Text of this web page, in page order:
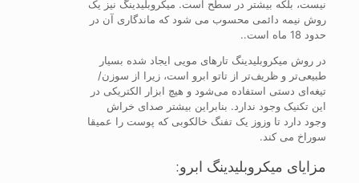
نیست، بلکه بیشتر در سطح است. میکروبلیدینگ نیز یک
روش نیمه دائمی محسوب می شود که ماندگاری آن در
حدود 18 ماه است..
در روش میکروبلیدینگ تارهای مویی ایجاد شده بسیار
طبیعی‌تر و ظریف‌تر از تاتو ابرو است، زیرا از سوزن/
تیغه‌ای دستی استفاده می‌شود و هیچ ابزار الکتریکی در
این تکنیک وجود ندارد. بنابراین بیشتر صدای خراش
وجود دارد تا وزوز یک تفنگ خالکوبی که پوست را عمیقا
سوراخ می کند.
مزایای میکروبلیدینگ ابرو: